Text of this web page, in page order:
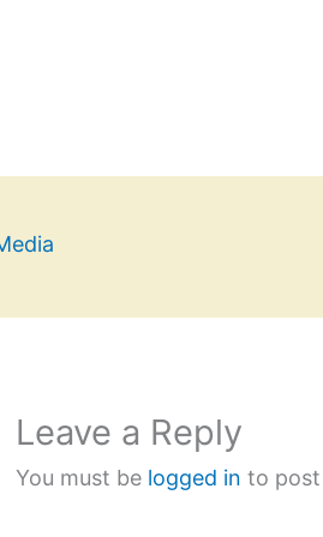
Leave a Reply
You must be logged in to